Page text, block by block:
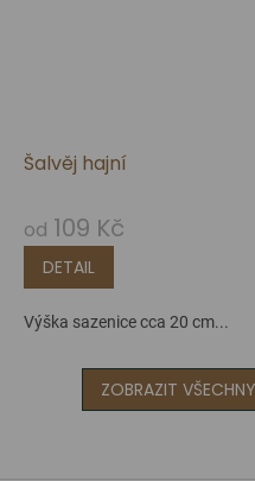
Šalvěj hajní
od 109 Kč
DETAIL
Výška sazenice cca 20 cm...
ZOBRAZIT